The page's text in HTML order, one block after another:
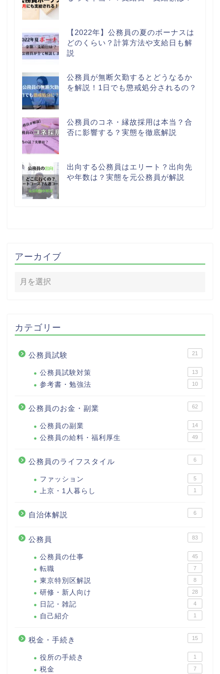
【2022年】公務員の夏のボーナスは
どのくらい？計算方法や支給日も解
説
公務員が無断欠勤するとどうなるか
を解説！1日でも懲戒処分されるの？
公務員のコネ・縁故採用は本当？合
否に影響する？実態を徹底解説
出向する公務員はエリート？出向先
や年数は？実態を元公務員が解説
アーカイブ
カテゴリー
公務員試験 21
公務員試験対策 13
参考書・勉強法 10
公務員のお金・副業 62
公務員の副業 14
公務員の給料・福利厚生 49
公務員のライフスタイル 6
ファッション 5
上京・1人暮らし 1
自治体解説 6
公務員 83
公務員の仕事 45
転職 7
東京特別区解説 8
研修・新人向け 28
日記・雑記 4
自己紹介 1
税金・手続き 15
役所の手続き 1
税金 7